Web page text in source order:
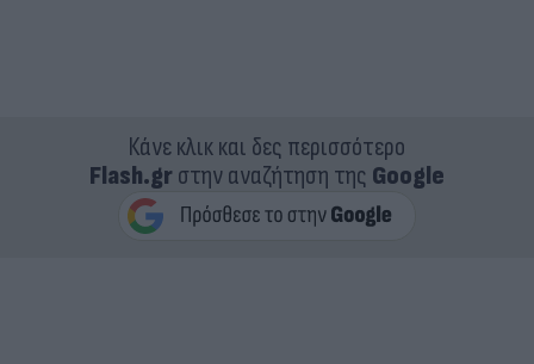
Κάνε κλικ και δες περισσότερο
Flash.grστην αναζήτηση της Google